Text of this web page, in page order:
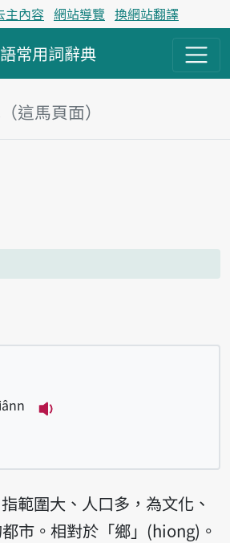
主內容 網站導覽 換網站翻譯
常用詞辭典
這馬頁面）
範圍大、人口多，為文化、
市。相對於「鄉」(hiong)。